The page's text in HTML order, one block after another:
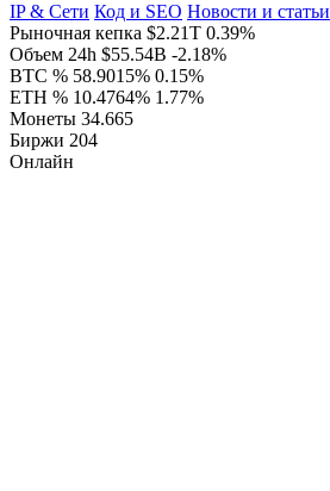
IP & Сети Код и SEO Новости и статьи
Рыночная кепка $2.21T 0.39%
Объем 24h $55.54B -2.18%
BTC % 58.9015% 0.15%
ETH % 10.4764% 1.77%
Монеты 34.665
Биржи 204
Онлайн